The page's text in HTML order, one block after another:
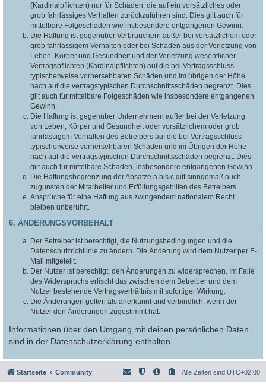
(Kardinalpflichten) nur für Schäden, die auf ein vorsätzliches oder
grob fahrlässiges Verhalten zurückzuführen sind. Dies gilt auch für
mittelbare Folgeschäden wie insbesondere entgangenen Gewinn.
Die Haftung ist gegenüber Verbrauchern außer bei vorsätzlichem oder
grob fahrlässigem Verhalten oder bei Schäden aus der Verletzung von
Leben, Körper und Gesundheit und der Verletzung wesentlicher
Vertragspflichten (Kardinalpflichten) auf die bei Vertragsschluss
typischerweise vorhersehbaren Schäden und im übrigen der Höhe
nach auf die vertragstypischen Durchschnittsschäden begrenzt. Dies
gilt auch für mittelbare Folgeschäden wie insbesondere entgangenen
Gewinn.
Die Haftung ist gegenüber Unternehmern außer bei der Verletzung
von Leben, Körper und Gesundheit oder vorsätzlichem oder grob
fahrlässigem Verhalten des Betreibers auf die bei Vertragsschluss
typischerweise vorhersehbaren Schäden und im Übrigen der Höhe
nach auf die vertragstypischen Durchschnittsschäden begrenzt. Dies
gilt auch für mittelbare Schäden, insbesondere entgangenen Gewinn.
Die Haftungsbegrenzung der Absätze a bis c gilt sinngemäß auch
zugunsten der Mitarbeiter und Erfüllungsgehilfen des Betreibers.
Ansprüche für eine Haftung aus zwingendem nationalem Recht
bleiben unberührt.
6. ÄNDERUNGSVORBEHALT
Der Betreiber ist berechtigt, die Nutzungsbedingungen und die
Datenschutzrichtlinie zu ändern. Die Änderung wird dem Nutzer per E-
Mail mitgeteilt.
Der Nutzer ist berechtigt, den Änderungen zu widersprechen. Im Falle
des Widerspruchs erlischt das zwischen dem Betreiber und dem
Nutzer bestehende Vertragsverhältnis mit sofortiger Wirkung.
Die Änderungen gelten als anerkannt und verbindlich, wenn der
Nutzer den Änderungen zugestimmt hat.
Informationen über den Umgang mit deinen persönlichen Daten
sind in der Datenschutzerklärung enthalten.
Startseite Community Alle Zeiten sind UTC+02:00